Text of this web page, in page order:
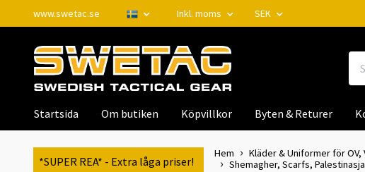
www.swetac.se Inkl. moms SEK
Startsida Om butiken Köpvillkor Byten & Returer
*SUPER REA* - Extra låga priser!
Hem Kläder & Uniformer för
Shemagher, Scarfs,